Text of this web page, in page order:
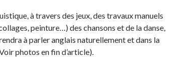
à travers des jeux, des travaux manuels
peinture…) des chansons et de la danse,
à parler anglais naturellement et dans la
photos en fin d’article).